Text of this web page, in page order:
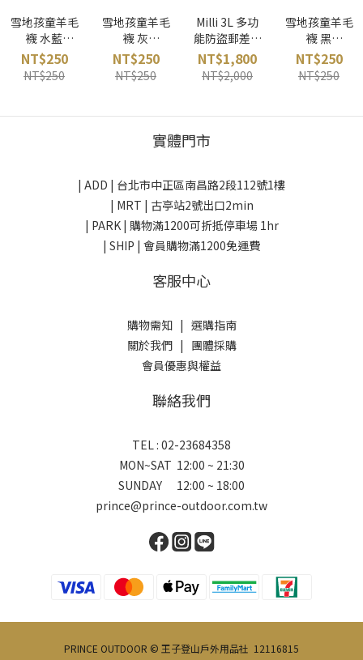
雪地孩童羊毛
襪 水藍
SNOWTRAVE
L 台灣
NT$250
NT$250
雪地孩童羊毛
襪 灰
SNOWTRAVE
L 台灣
NT$250
NT$250
Milli 3L 多功
能防盜郵差包
灰藍
Sherpani 美
國
NT$1,800
NT$2,000
雪地孩童羊毛
襪 黑
SNOWTRAVE
L 台灣
NT$250
NT$250
實體門市
| ADD | 台北市中正區南昌路2段112號1樓
| MRT | 古亭站2號出口2min
| PARK | 購物滿1200可折抵停車場 1hr
| SHIP | 會員購物滿1200免運費
客服中心
購物需知| 選購指南
關於我們| 團體採購
會員優惠與權益
聯絡我們
TEL : 02-23684358
MON~SAT 12:00 ~ 21:30
SUNDAY 12:00 ~ 18:00
prince@prince-outdoor.com.tw
PRINCE OUTDOOR © 王子登山戶外用品社 12116815